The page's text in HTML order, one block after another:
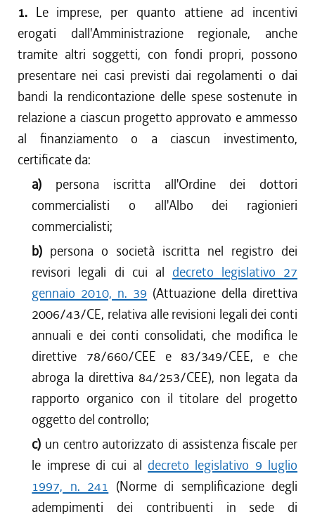
1. Le imprese, per quanto attiene ad incentivi
erogati dall'Amministrazione regionale, anche
tramite altri soggetti, con fondi propri, possono
presentare nei casi previsti dai regolamenti o dai
bandi la rendicontazione delle spese sostenute in
relazione a ciascun progetto approvato e ammesso
al finanziamento o a ciascun investimento,
certificate da:
a) persona iscritta all'Ordine dei dottori
commercialisti o all'Albo dei ragionieri
commercialisti;
b) persona o società iscritta nel registro dei
revisori legali di cui al decreto legislativo 27
gennaio 2010, n. 39 (Attuazione della direttiva
2006/43/CE, relativa alle revisioni legali dei conti
annuali e dei conti consolidati, che modifica le
direttive 78/660/CEE e 83/349/CEE, e che
abroga la direttiva 84/253/CEE), non legata da
rapporto organico con il titolare del progetto
oggetto del controllo;
c) un centro autorizzato di assistenza fiscale per
le imprese di cui al decreto legislativo 9 luglio
1997, n. 241 (Norme di semplificazione degli
adempimenti dei contribuenti in sede di